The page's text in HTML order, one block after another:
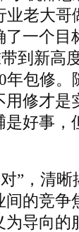
业老大
一个目
到新高
包修。
修才是
好事，
”，清
的竞争
导向的